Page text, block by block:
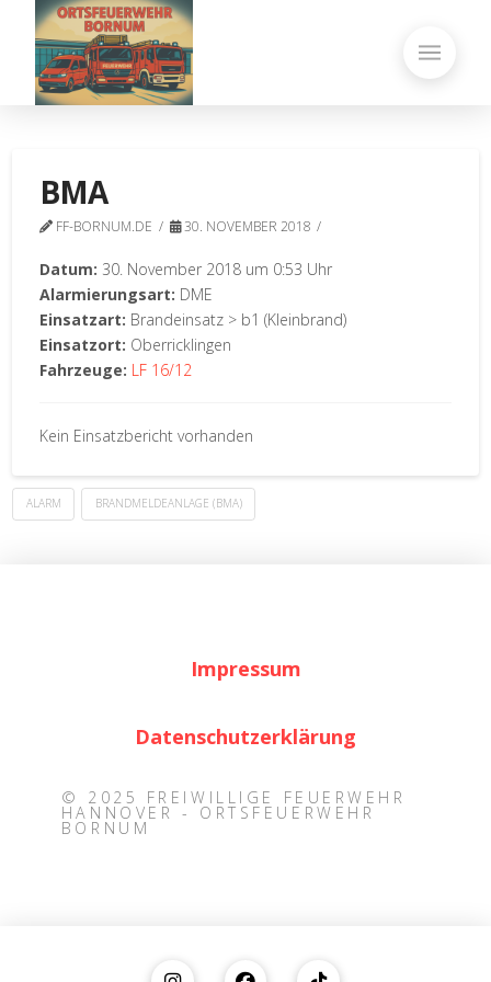
BMA
FF-BORNUM.DE 30. NOVEMBER 2018
Datum: 30. November 2018 um 0:53 Uhr
Alarmierungsart: DME
Einsatzart: Brandeinsatz > b1 (Kleinbrand)
Einsatzort: Oberricklingen
Fahrzeuge: LF 16/12
Kein Einsatzbericht vorhanden
ALARM BRANDMELDEANLAGE (BMA)
Impressum
Datenschutzerklärung
© 2025 FREIWILLIGE FEUERWEHR
HANNOVER - ORTSFEUERWEHR
BORNUM